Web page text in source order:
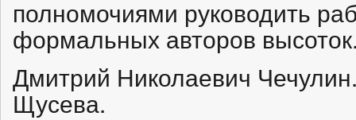
полномочиями руководить
формальных авторов
Дмитрий Николаевич
Щусева.